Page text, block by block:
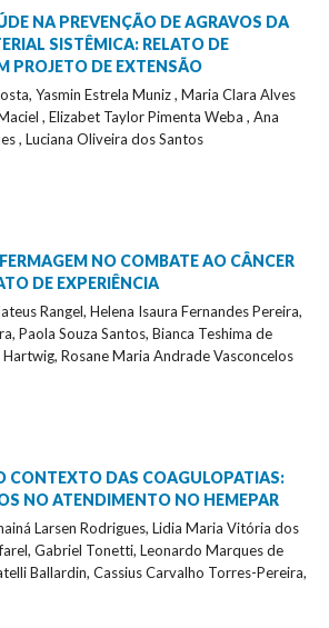
NA PREVENÇÃO DE AGRAVOS DA
SISTÊMICA: RELATO DE
PROJETO DE EXTENSÃO
Yasmin Estrela Muniz , Maria Clara Alves
, Elizabet Taylor Pimenta Weba , Ana
, Luciana Oliveira dos Santos
NO COMBATE AO CÂNCER
DE EXPERIÊNCIA
Rangel, Helena Isaura Fernandes Pereira,
Paola Souza Santos, Bianca Teshima de
Hartwig, Rosane Maria Andrade Vasconcelos
CONTEXTO DAS COAGULOPATIAS:
NO ATENDIMENTO NO HEMEPAR
Larsen Rodrigues, Lidia Maria Vitória dos
Gabriel Tonetti, Leonardo Marques de
Ballardin, Cassius Carvalho Torres-Pereira,